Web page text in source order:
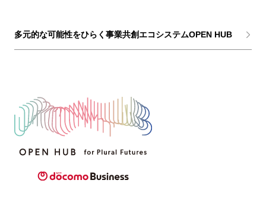
多元的な可能性をひらく事業共創エコシステムOPEN HUB